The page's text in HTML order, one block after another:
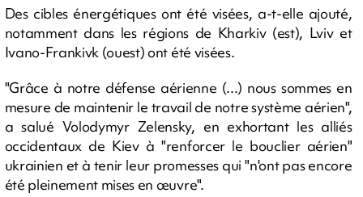
Des cibles énergétiques ont été visées, a-t-elle ajouté,
notamment dans les régions de Kharkiv (est), Lviv et
Ivano-Frankivk (ouest) ont été visées.
"Grâce à notre défense aérienne (...) nous sommes en
mesure de maintenir le travail de notre système aérien",
a salué Volodymyr Zelensky, en exhortant les alliés
occidentaux de Kiev à "renforcer le bouclier aérien"
ukrainien et à tenir leur promesses qui "n'ont pas encore
été pleinement mises en œuvre".